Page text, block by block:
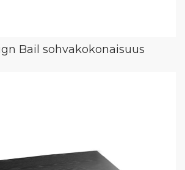
Bail sohvakokonaisuus